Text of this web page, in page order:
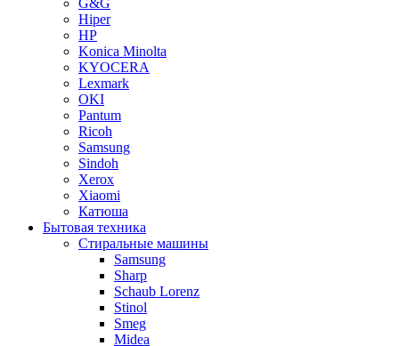
G&G
Hiper
HP
Konica Minolta
KYOCERA
Lexmark
OKI
Pantum
Ricoh
Samsung
Sindoh
Xerox
Xiaomi
Катюша
Бытовая техника
Стиральные машины
Samsung
Sharp
Schaub Lorenz
Stinol
Smeg
Midea